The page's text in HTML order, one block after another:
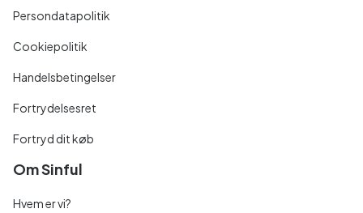
Persondatapolitik
Cookiepolitik
Handelsbetingelser
Fortrydelsesret
Fortryd dit køb
Om Sinful
Hvem er vi?